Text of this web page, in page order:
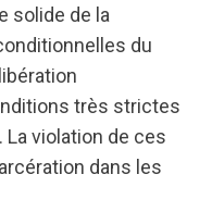
solide de la
du
très strictes
La violation de ces
dans les